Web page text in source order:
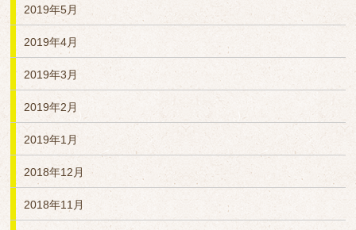
2019年5月
2019年4月
2019年3月
2019年2月
2019年1月
2018年12月
2018年11月